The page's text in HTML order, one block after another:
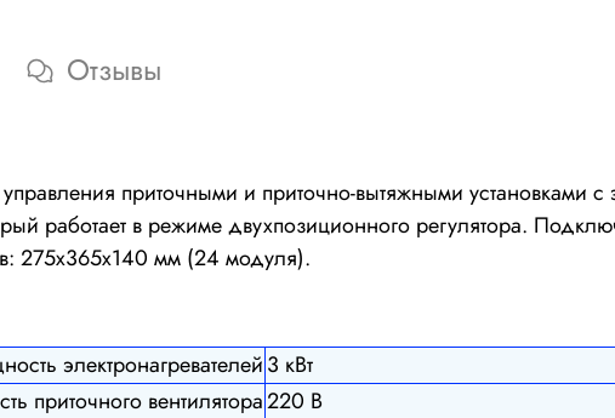
Отзывы
приточными и приточно-вытяжными установками с
работает в режиме двухпозиционного регулятора.
275х365х140 мм (24 модуля).
электронагревателей3 кВт
приточного вентилятора220 В